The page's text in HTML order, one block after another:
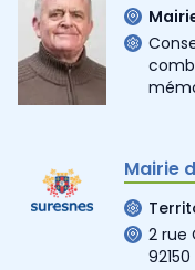
Mairie
2 rue